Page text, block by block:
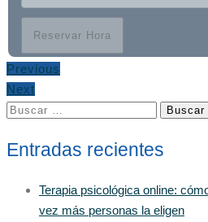
Reservar Hora
Previous
Next
Buscar:
Entradas recientes
Terapia psicológica online:
vez más personas la eligen